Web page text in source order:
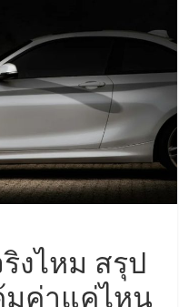
งไหม สรุป
ค่าแค่ไหน